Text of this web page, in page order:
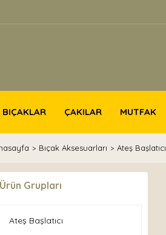
BIÇAKLAR ÇAKILAR MUTFAK
Bıçak Aksesuarları Ateş Başlatıcı
Ürün Grupları
Ateş Başlatıcı